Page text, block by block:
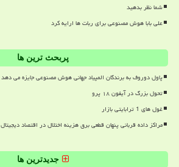
شما نظر بدهید
علی بابا هوش مصنوعی برای ربات ها ارایه کرد
پربحث ترین ها
پاول دوروف به برندگان المپیاد جهانی هوش مصنوعی جایزه می دهد
تحول بزرگ در آیفون ۱۸ پرو
غول های 1 ترابایتی بازار
مراکز داده قربانی پنهان قطعی برق هزینه اختلال در اقتصاد دیجیتال
جدیدترین ها